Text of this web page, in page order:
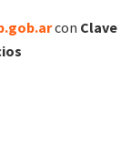
con Clave